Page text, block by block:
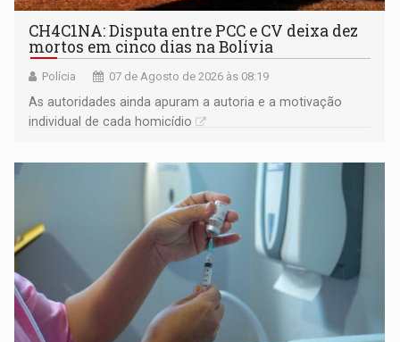
CH4C1NA: Disputa entre PCC e CV deixa dez
mortos em cinco dias na Bolívia
Polícia 07 de Agosto de 2026 às 08:19
As autoridades ainda apuram a autoria e a motivação
individual de cada homicídio